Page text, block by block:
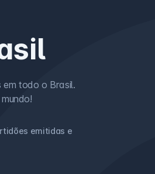
em todo o Brasil.
emitidas e